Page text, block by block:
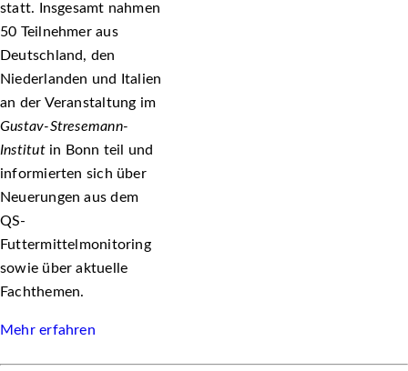
statt. Insgesamt nahmen
50 Teilnehmer aus
Deutschland, den
Niederlanden und Italien
an der Veranstaltung im
Gustav-Stresemann-
Institutin Bonn teil und
informierten sich über
Neuerungen aus dem
QS-
Futtermittelmonitoring
sowie über aktuelle
Fachthemen.
Mehr erfahren